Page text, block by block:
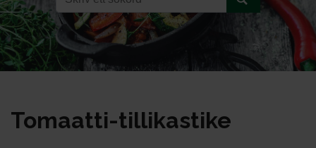
To­maat­ti-til­li­kas­ti­ke